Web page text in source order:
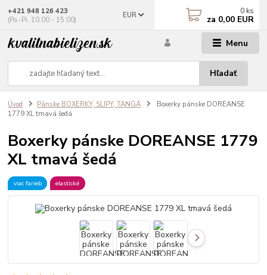
Menu
EUR
Hľadať
+421 948 126 423
(Po.-Pi. 10.00 - 15.00)
0 ks
za 0,00 EUR
Úvod Pánske BOXERKY, SLIPY, TANGÁ
Boxerky pánske DOREANSE
1779 XL tmavá šedá
Boxerky pánske DOREANSE 1779
XL tmavá šedá
viac farieb elastické